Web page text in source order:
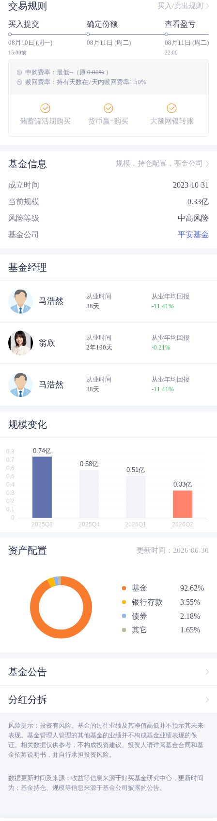
近三年 --/--
近五年 -- 0.00% --/--
今年以来 2687/3837
成立以来 8.57%
交易规则 买入/卖出规则
买入提交
08月10日 (周一)
15:00前
确定份额
08月11日 (周二)
查看盈亏
08月11日 (周二)
22:00
申购费率： 最低--（原 0.00%）
赎回费率：持有天数在7天内赎回费率1.50%
储蓄罐活期购买 货币赢+购买 大额网银转账
基金信息 规模，持仓配置，基金公司
成立时间 2023-10-31
当前规模 0.33亿
风险等级 中高风险
基金公司 平安基金
基金经理
马浩然
从业时间
38天
从业年均回报
-11.41 %
翁欣
从业时间
2年190天
从业年均回报
-0.21%
马浩然
从业时间
38天
从业年均回报
-11.41%
规模变化
资产配置 更新时间：2026-06-30
基金
92.62%
银行存款
3.55%
债券
2.18%
其它
1.65%
基金公告
分红分拆
风险提示：投资有风险。基金的过往业绩及其净值高低并不预示其未来
表现。基金管理人管理的其他基金的业绩并不构成基金业绩表现的保
证。相关数据仅供参考，不构成投资建议。投资人请详阅基金合同和基
金招募说明书，并自行承担投资风险。
数据更新时间及来源：收益等信息来源于好买基金研究中心，更新时间
为；基金持仓、规模等信息来源于基金公司披露的公告。